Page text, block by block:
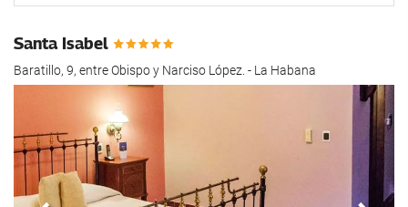
Santa Isabel
Baratillo, 9, entre Obispo y Narciso López. - La Habana